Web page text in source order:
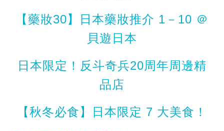
【藥妝30】日本藥妝推介 1－10 ＠
貝遊日本
日本限定！反斗奇兵20周年周邊精
品店
【秋冬必食】日本限定 7 大美食！